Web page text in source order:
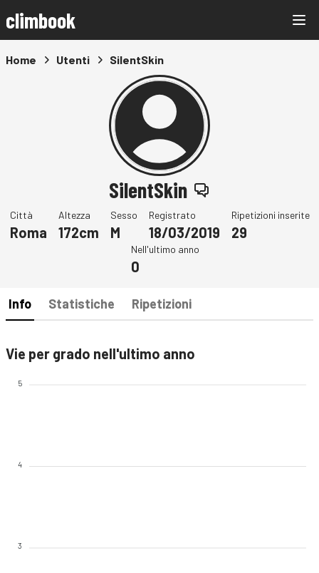
climbook
Home Utenti SilentSkin
SilentSkin
Città
Roma
Altezza
172cm
Sesso
M
Registrato
18/03/2019
Ripetizioni inserite
29
Nell'ultimo anno
0
Info Statistiche Ripetizioni
Vie per grado nell'ultimo anno
5
4
3